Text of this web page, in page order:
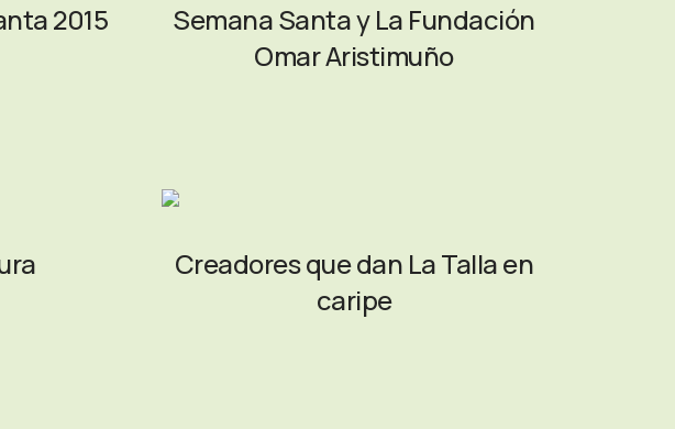
2015
Semana Santa y La Fundación
Omar Aristimuño
Creadores que dan La Talla en
caripe